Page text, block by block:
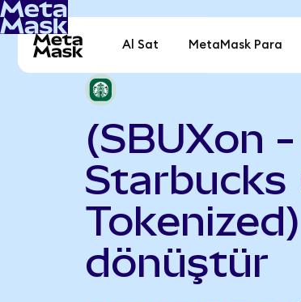
Al Sat MetaMask Para
(SBUXon -
Starbucks
dönüştür